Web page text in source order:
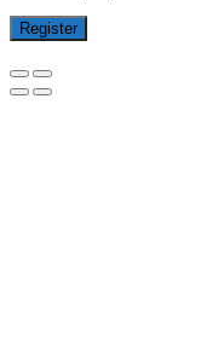
Register